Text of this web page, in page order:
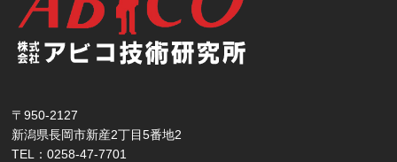
〒950-2127
新潟県長岡市新産2丁目5番地2
TEL：0258-47-7701